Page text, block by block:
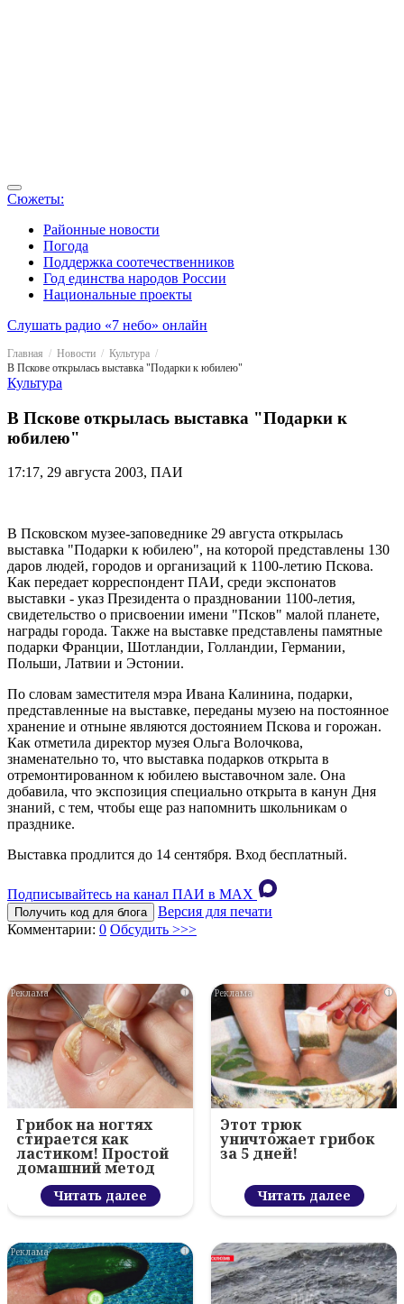
Сюжеты:
Районные новости
Погода
Поддержка соотечественников
Год единства народов России
Национальные проекты
Слушать радио «7 небо» онлайн
Главная Новости
Культура
В Пскове открылась выставка "Подарки к юбилею"
Культура
В Пскове открылась выставка "Подарки к
юбилею"
17:17, 29 августа 2003, ПАИ
В Псковском музее-заповеднике 29 августа открылась
выставка "Подарки к юбилею", на которой представлены 130
даров людей, городов и организаций к 1100-летию Пскова.
Как передает корреспондент ПАИ, среди экспонатов
выставки - указ Президента о праздновании 1100-летия,
свидетельство о присвоении имени "Псков" малой планете,
награды города. Также на выставке представлены памятные
подарки Франции, Шотландии, Голландии, Германии,
Польши, Латвии и Эстонии.
По словам заместителя мэра Ивана Калинина, подарки,
представленные на выставке, переданы музею на постоянное
хранение и отныне являются достоянием Пскова и горожан.
Как отметила директор музея Ольга Волочкова,
знаменательно то, что выставка подарков открыта в
отремонтированном к юбилею выставочном зале. Она
добавила, что экспозиция специально открыта в канун Дня
знаний, с тем, чтобы еще раз напомнить школьникам о
празднике.
Выставка продлится до 14 сентября. Вход бесплатный.
Подписывайтесь на канал ПАИ в MAХ
Получить код для блога
Версия для печати
Комментарии: 0 Обсудить >>>
i
Грибок на ногтях
стирается как
ластиком! Простой
домашний метод
Читать далее
i
Этот трюк
уничтожает грибок
за 5 дней!
Читать далее
i